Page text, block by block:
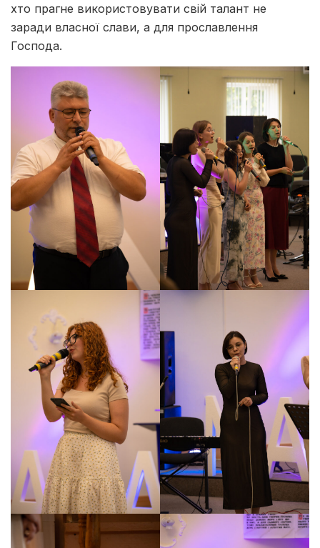
хто прагне використовувати свій талант не
заради власної слави, а для прославлення
Господа.